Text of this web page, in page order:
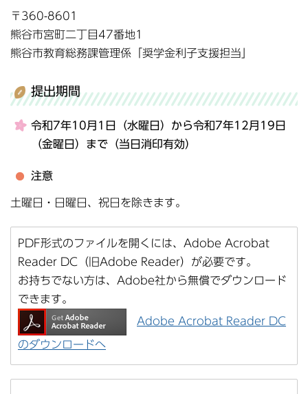
〒360-8601
熊谷市宮町二丁目47番地1
熊谷市教育総務課管理係「奨学金利子支援担当」
提出期間
令和7年10月1日（水曜日）から令和7年12月19日
（金曜日）まで （当日消印有効）
注意
土曜日・日曜日、祝日を除きます。
PDF形式のファイルを開くには、Adobe Acrobat
Reader DC（旧Adobe Reader）が必要です。
お持ちでない方は、Adobe社から無償でダウンロード
できます。
Adobe Acrobat Reader DC
のダウンロードへ